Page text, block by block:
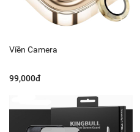
Viền Camera
99,000đ